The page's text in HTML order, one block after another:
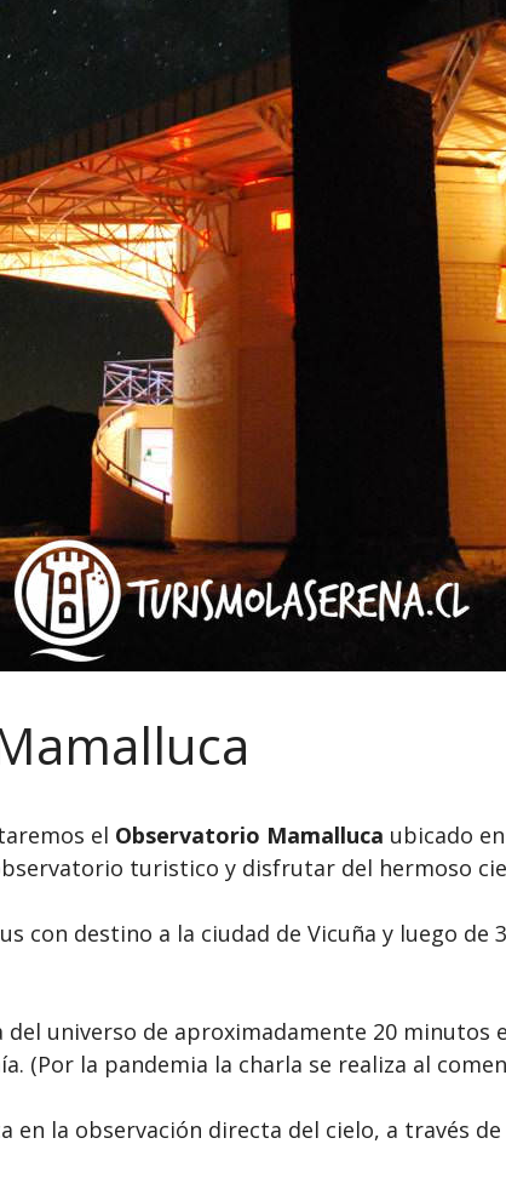
el Observatorio Mamalluca ubicado
turistico y disfrutar del hermoso
con destino a la ciudad de Vicuña y luego
universo de aproximadamente 20 minutos
(Por la pandemia la charla se realiza al
en la observación directa del cielo, a través